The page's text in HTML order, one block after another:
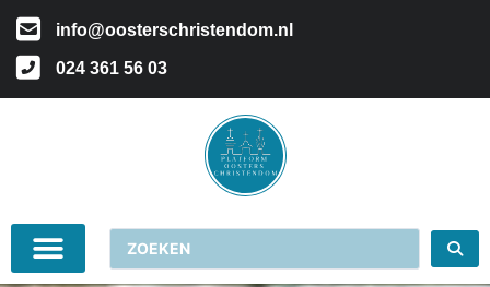
info@oosterschristendom.nl
024 361 56 03